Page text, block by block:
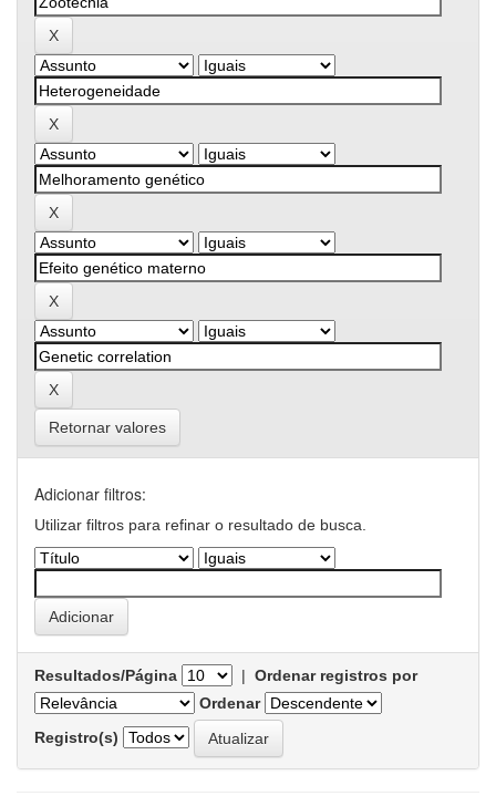
Retornar valores
Adicionar filtros:
Utilizar filtros para refinar o resultado de busca.
Resultados/Página | Ordenar registros por
Ordenar
Registro(s)